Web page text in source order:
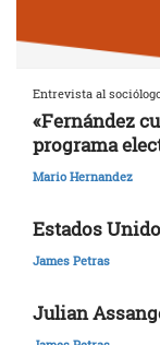
Entrevista al
«Fernández
programa
Mario Hernandez
Estados
James Petras
Julian